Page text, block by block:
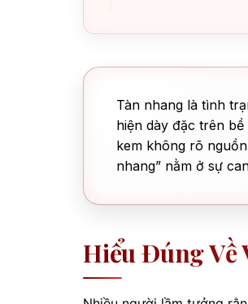
Tàn nhang là tình
hiện dày đặc trên
kem không rõ
nhang” nằm ở sự
Hiểu Đúng Về